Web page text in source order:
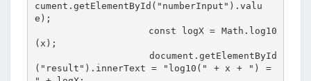
cument.getElementById("numberInput").valu
e);
(x);
("result").innerText = "log10(" + x + ") =